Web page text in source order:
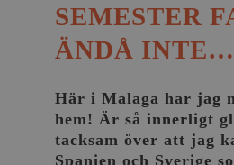
SEMESTER
ÄNDÅ INTE…
Här i Malaga har jag
hem! Är så innerligt
tacksam över att jag
Spanien och Sverige